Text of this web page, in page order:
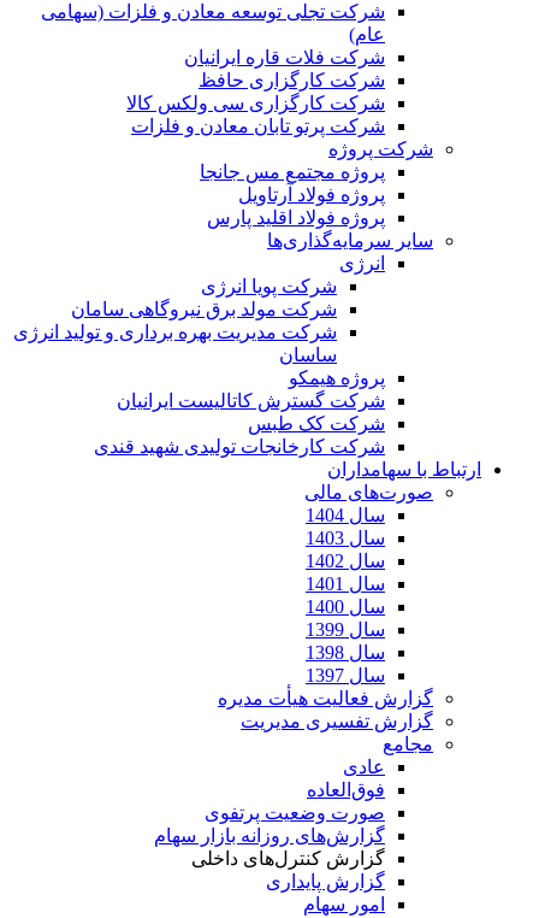
شرکت تجلی توسعه معادن و فلزات (سهامی
عام)
شرکت فلات قاره ایرانیان
شرکت کارگزاری حافظ
شرکت کارگزاری سی ولکس کالا
شرکت پرتو تابان معادن و فلزات
شرکت پروژه
پروژه مجتمع مس جانجا
پروژه فولاد آرتاویل
پروژه فولاد اقلید پارس
سایر سرمایه‌گذاری‌ها
انرژی
شرکت پویا انرژی
شرکت مولد برق نیروگاهی سامان
شرکت مدیریت بهره برداری و تولید انرژی
ساسان
پروژه هیمکو
شرکت گسترش کاتالیست ایرانیان
شرکت کک طبس
شرکت کارخانجات تولیدی شهید قندی
ارتباط با سهامداران
صورت‌های مالی
سال 1404
سال 1403
سال 1402
سال 1401
سال 1400
سال 1399
سال 1398
سال 1397
گزارش فعالیت هیأت مدیره
گزارش تفسیری مدیریت
مجامع
عادی
فوق‌العاده
صورت وضعیت پرتفوی
گزارش‌های روزانه بازار سهام
گزارش کنترل‌های داخلی
گزارش پایداری
امور سهام